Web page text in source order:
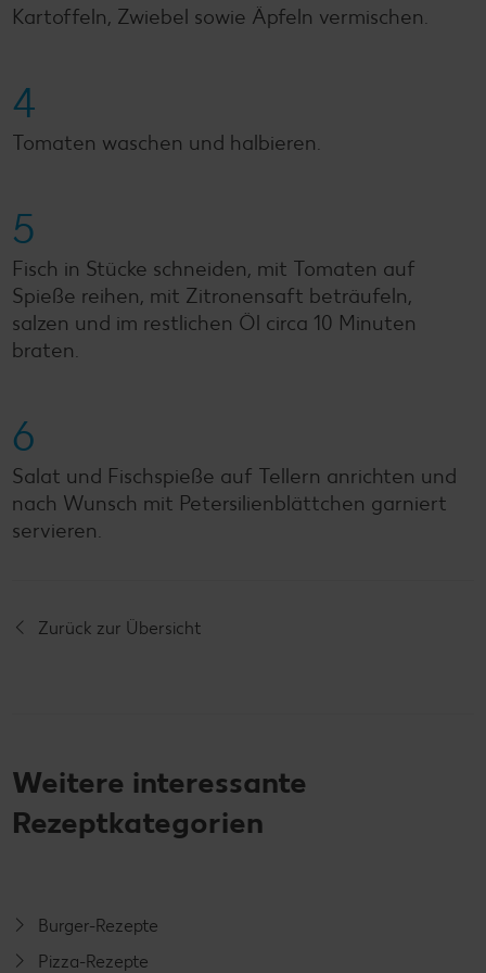
Kartoffeln, Zwiebel sowie Äpfeln vermischen.
4
Tomaten waschen und halbieren.
5
Fisch in Stücke schneiden, mit Tomaten auf
Spieße reihen, mit Zitronensaft beträufeln,
salzen und im restlichen Öl circa 10 Minuten
braten.
6
Salat und Fischspieße auf Tellern anrichten und
nach Wunsch mit Petersilienblättchen garniert
servieren.
Zurück zur Übersicht
Weitere interessante
Rezeptkategorien
Burger-Rezepte
Pizza-Rezepte